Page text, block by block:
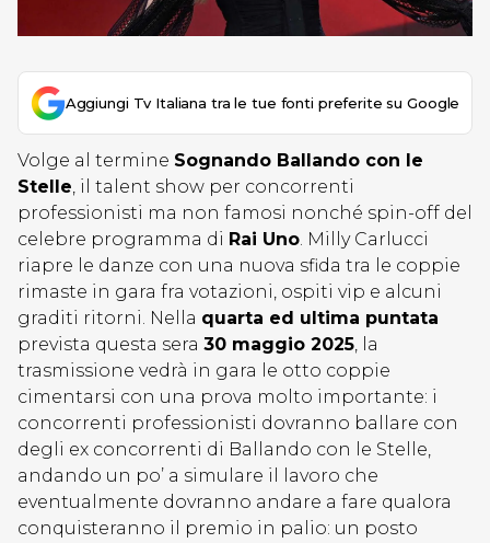
Aggiungi Tv Italiana tra le tue fonti preferite su Google
Volge al termine Sognando Ballando con le
Stelle, il talent show per concorrenti
professionisti ma non famosi nonché spin-off del
celebre programma di Rai Uno. Milly Carlucci
riapre le danze con una nuova sfida tra le coppie
rimaste in gara fra votazioni, ospiti vip e alcuni
graditi ritorni. Nella quarta ed ultima puntata
prevista questa sera 30 maggio 2025, la
trasmissione vedrà in gara le otto coppie
cimentarsi con una prova molto importante: i
concorrenti professionisti dovranno ballare con
degli ex concorrenti di Ballando con le Stelle,
andando un po’ a simulare il lavoro che
eventualmente dovranno andare a fare qualora
conquisteranno il premio in palio: un posto